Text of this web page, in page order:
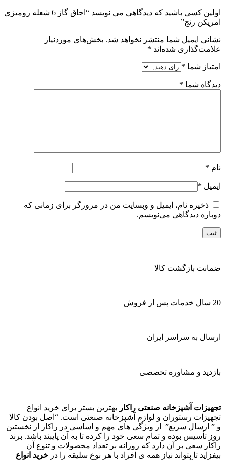
اولین کسی باشید که دیدگاهی می نویسد “اجاق گاز 6 شعله رومیزی
امریکن رنج”
نشانی ایمیل شما منتشر نخواهد شد. بخش‌های موردنیاز
علامت‌گذاری شده‌اند *
امتیاز شما *
دیدگاه شما *
نام *
ایمیل *
ذخیره نام، ایمیل و وبسایت من در مرورگر برای زمانی که
دوباره دیدگاهی می‌نویسم.
ضمانت بازگشت کالا
20 سال خدمات پس از فروش
ارسال به سراسر ایران
بازدید و مشاوره تخصصی
تجهیزات آشپزخانه صنعتی راکار بهترین بستر برای خرید انواع
تجهیزات رستوران و لوازم آشپزخانه صنعتی است. “اصل بودن کالا
و ” ارسال سریع” از ویژگی های مهم و اساسی در راکار از نخستین
روز تأسیس بوده و تمام سعی خود را کرده تا به آن پایبند باشد. برند
راکار سعی بر آن دارد که روزانه بر تعداد محصولات و تنوع آن
بیفزاید تا بتواند نیاز همه ی افراد با هر نوع سلیقه را در خرید انواع